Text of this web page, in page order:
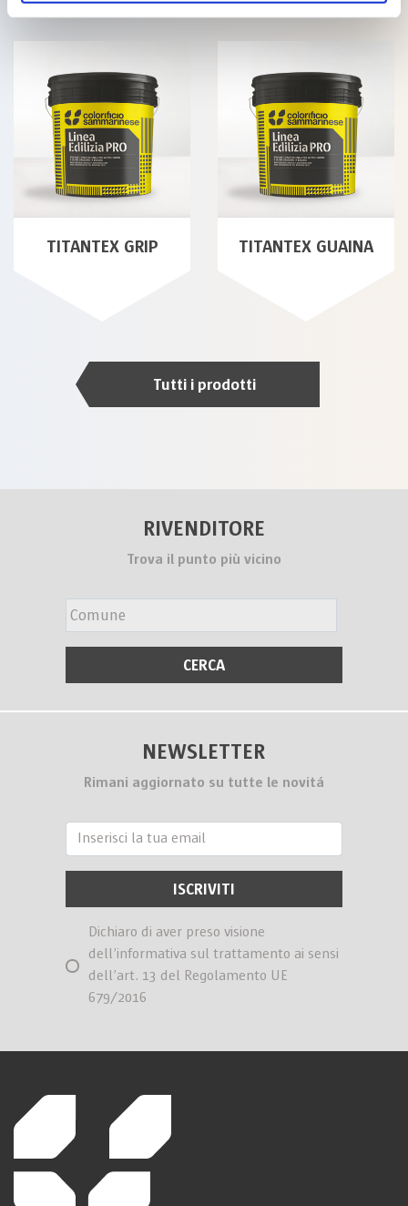
TITANTEX GRIP TITANTEX GUAINA
Tutti i prodotti
RIVENDITORE
Trova il punto più vicino
NEWSLETTER
Rimani aggiornato su tutte le novitá
Dichiaro di aver preso visione
dell’informativa sul trattamento ai sensi
dell’art. 13 del Regolamento UE
679/2016